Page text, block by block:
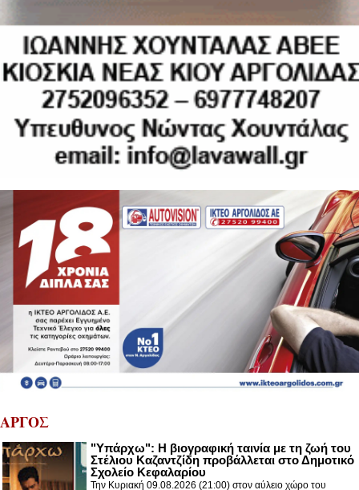
ΑΡΓΟΣ
"Υπάρχω": Η βιογραφική ταινία με τη ζωή του
Στέλιου Καζαντζίδη προβάλλεται στο Δημοτικό
Σχολείο Κεφαλαρίου
Την Κυριακή 09.08.2026 (21:00) στον αύλειο χώρο του